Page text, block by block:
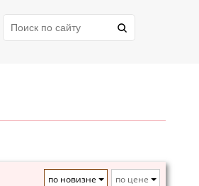
по новизне по цене